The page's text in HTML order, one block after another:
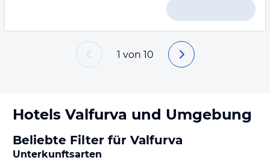
1 von 10
Hotels Valfurva und Umgebung
Beliebte Filter für Valfurva
Unterkunftsarten